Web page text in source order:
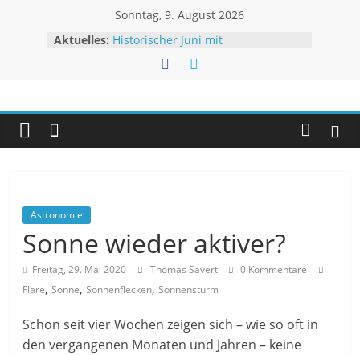
Sonntag, 9. August 2026
Aktuelles: Historischer Juni mit
Rekordtemperaturen
Juli 2026 – Hochsommer mit Folgen
Unwetteragentur
powered
Astronomie
Sonne wieder aktiver?
Freitag, 29. Mai 2020 Thomas Sävert
0 Kommentare
Flare,Sonne,Sonnenflecken,Sonnensturm
Schon seit vier Wochen zeigen sich – wie so oft in
den vergangenen Monaten und Jahren – keine